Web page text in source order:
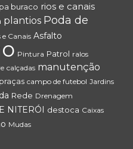
buraco rios e canais
plantios Poda de
e Canais Asfalto
Pintura Patrol ralos
calçadas manutenção
praças campo de futebol Jardins
Rede Drenagem
NITERÓI destoca Caixas
Mudas